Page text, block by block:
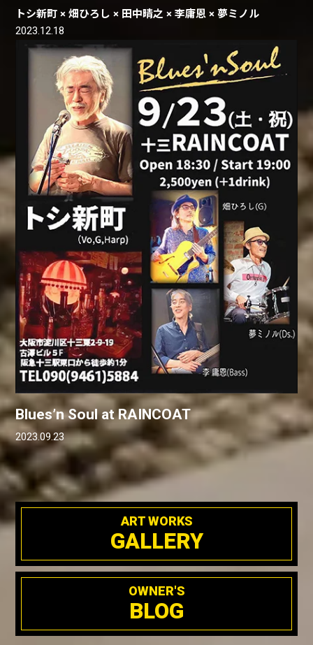
トシ新町 × 畑ひろし × 田中晴之 × 李庸恩 × 夢ミノル
2023.12.18
Blues’n Soul at RAINCOAT
2023.09.23
ART WORKS
GALLERY
OWNER'S
BLOG